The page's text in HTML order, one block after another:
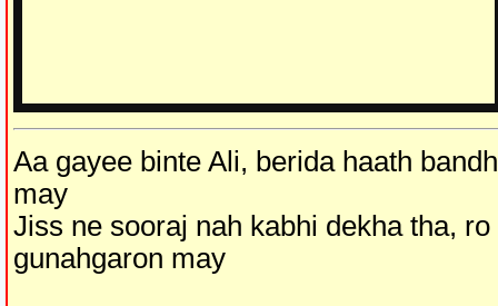
Aa gayee binte Ali, berida haath
may
Jiss ne sooraj nah kabhi dekha tha,
gunahgaron may